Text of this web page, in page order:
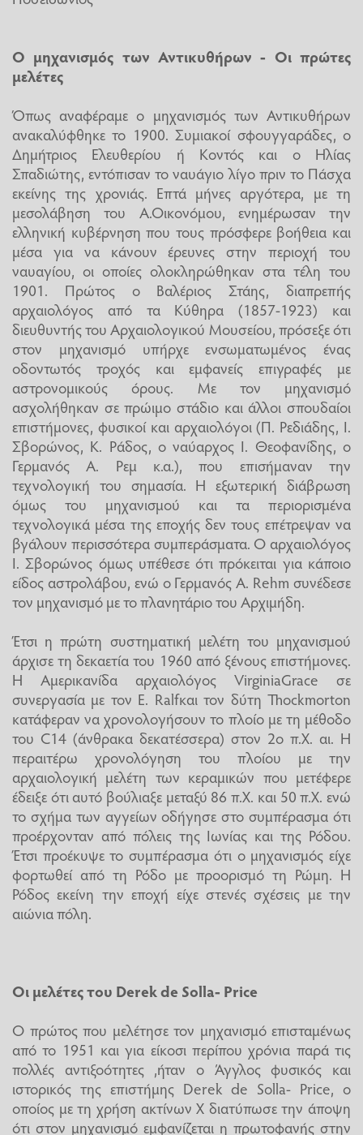
Ο μηχανισμός των Αντικυθήρων - Οι πρώτες
μελέτες
Όπως αναφέραμε ο μηχανισμός των Αντικυθήρων
ανακαλύφθηκε το 1900. Συμιακοί σφουγγαράδες, ο
Δημήτριος Ελευθερίου ή Κοντός και ο Ηλίας
Σπαδιώτης, εντόπισαν το ναυάγιο λίγο πριν το Πάσχα
εκείνης της χρονιάς. Επτά μήνες αργότερα, με τη
μεσολάβηση του Α.Οικονόμου, ενημέρωσαν την
ελληνική κυβέρνηση που τους πρόσφερε βοήθεια και
μέσα για να κάνουν έρευνες στην περιοχή του
ναυαγίου, οι οποίες ολοκληρώθηκαν στα τέλη του
1901. Πρώτος ο Βαλέριος Στάης, διαπρεπής
αρχαιολόγος από τα Κύθηρα (1857-1923) και
διευθυντής του Αρχαιολογικού Μουσείου, πρόσεξε ότι
στον μηχανισμό υπήρχε ενσωματωμένος ένας
οδοντωτός τροχός και εμφανείς επιγραφές με
αστρονομικούς όρους. Με τον μηχανισμό
ασχολήθηκαν σε πρώιμο στάδιο και άλλοι σπουδαίοι
επιστήμονες, φυσικοί και αρχαιολόγοι (Π. Ρεδιάδης, Ι.
Σβορώνος, Κ. Ράδος, ο ναύαρχος Ι. Θεοφανίδης, ο
Γερμανός Α. Ρεμ κ.α.), που επισήμαναν την
τεχνολογική του σημασία. Η εξωτερική διάβρωση
όμως του μηχανισμού και τα περιορισμένα
τεχνολογικά μέσα της εποχής δεν τους επέτρεψαν να
βγάλουν περισσότερα συμπεράσματα. Ο αρχαιολόγος
Ι. Σβορώνος όμως υπέθεσε ότι πρόκειται για κάποιο
είδος αστρολάβου, ενώ ο Γερμανός A. Rehm συνέδεσε
τον μηχανισμό με το πλανητάριο του Αρχιμήδη.
Έτσι η πρώτη συστηματική μελέτη του μηχανισμού
άρχισε τη δεκαετία του 1960 από ξένους επιστήμονες.
Η Αμερικανίδα αρχαιολόγος VirginiaGrace σε
συνεργασία με τον E. Ralfκαι τον δύτη Thockmorton
κατάφεραν να χρονολογήσουν το πλοίο με τη μέθοδο
του C14 (άνθρακα δεκατέσσερα) στον 2ο π.Χ. αι. Η
περαιτέρω χρονολόγηση του πλοίου με την
αρχαιολογική μελέτη των κεραμικών που μετέφερε
έδειξε ότι αυτό βούλιαξε μεταξύ 86 π.Χ. και 50 π.Χ. ενώ
το σχήμα των αγγείων οδήγησε στο συμπέρασμα ότι
προέρχονταν από πόλεις της Ιωνίας και της Ρόδου.
Έτσι προέκυψε το συμπέρασμα ότι ο μηχανισμός είχε
φορτωθεί από τη Ρόδο με προορισμό τη Ρώμη. Η
Ρόδος εκείνη την εποχή είχε στενές σχέσεις με την
αιώνια πόλη.
Οι μελέτες του Derek de Solla- Price
Ο πρώτος που μελέτησε τον μηχανισμό επισταμένως
από το 1951 και για είκοσι περίπου χρόνια παρά τις
πολλές αντιξοότητες ,ήταν ο Άγγλος φυσικός και
ιστορικός της επιστήμης Derek de Solla- Price, ο
οποίος με τη χρήση ακτίνων Χ διατύπωσε την άποψη
ότι στον μηχανισμό εμφανίζεται η πρωτοφανής στην